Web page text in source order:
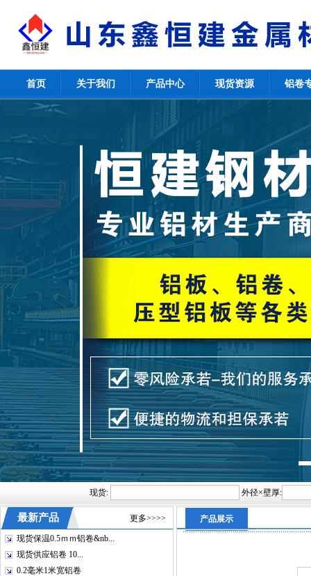
首页 关于我们 产品中心 现货资源 铝卷
现货: 外径×壁厚:
最新产品 更多>>>>
现货保温0.5ｍｍ铝卷&nb...
现货供应铝卷 10...
0.2毫米1米宽铝卷
产品展示